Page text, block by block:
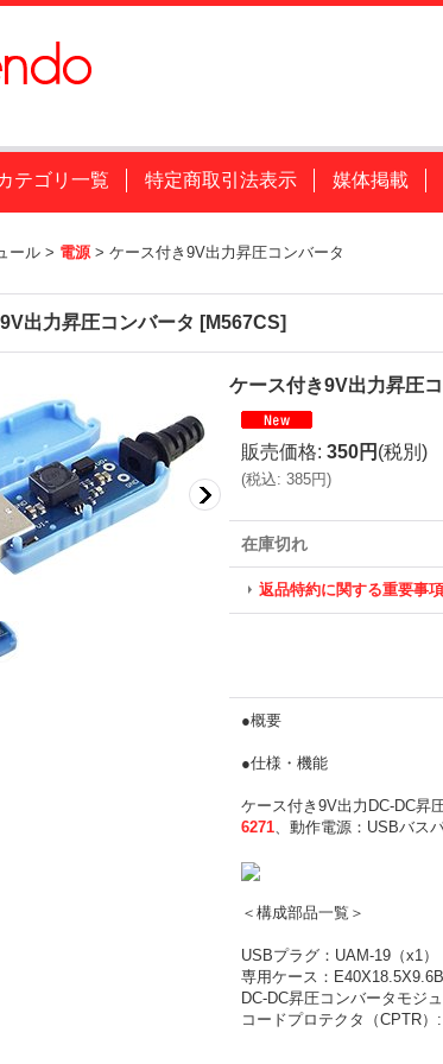
テゴリ一覧 特定商取引法表示 媒体掲載
ール > 電源 > ケース付き9V出力昇圧コンバータ
出力昇圧コンバータ [M567CS]
ケース付き9V出力昇圧
販売価格: 350円 (税別)
(税込: 385円)
在庫切れ
返品特約に関する重要事項
●概要
●仕様・機能
ケース付き9V出力DC-DC昇
6271、動作電源：USBバス
＜構成部品一覧＞
USBプラグ：UAM-19（x1）
専用ケース：E40X18.5X9.6B
DC-DC昇圧コンバータモジュ
コードプロテクタ（CPTR）: